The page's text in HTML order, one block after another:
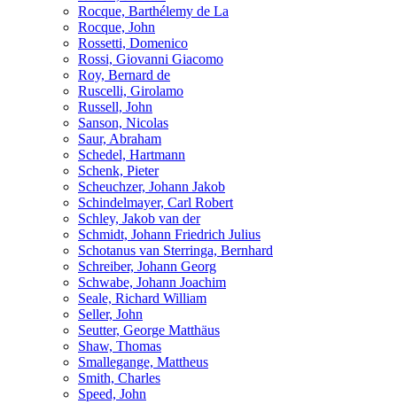
Rocque, Barthélemy de La
Rocque, John
Rossetti, Domenico
Rossi, Giovanni Giacomo
Roy, Bernard de
Ruscelli, Girolamo
Russell, John
Sanson, Nicolas
Saur, Abraham
Schedel, Hartmann
Schenk, Pieter
Scheuchzer, Johann Jakob
Schindelmayer, Carl Robert
Schley, Jakob van der
Schmidt, Johann Friedrich Julius
Schotanus van Sterringa, Bernhard
Schreiber, Johann Georg
Schwabe, Johann Joachim
Seale, Richard William
Seller, John
Seutter, George Matthäus
Shaw, Thomas
Smallegange, Mattheus
Smith, Charles
Speed, John